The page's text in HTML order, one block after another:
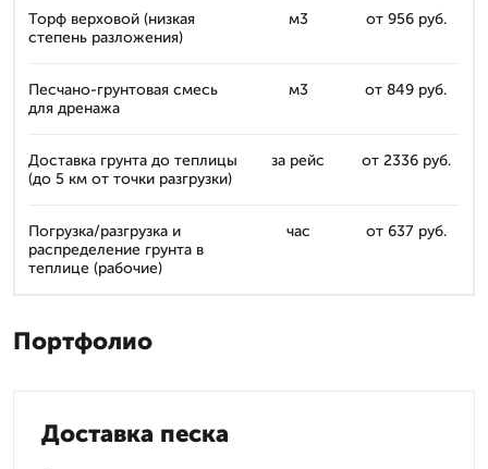
Торф верховой (низкая
степень разложения)
м3 от 956 руб.
Песчано-грунтовая смесь
для дренажа
м3 от 849 руб.
Доставка грунта до теплицы
(до 5 км от точки разгрузки)
за рейс от 2336 руб.
Погрузка/разгрузка и
распределение грунта в
теплице (рабочие)
час от 637 руб.
Портфолио
Доставка песка